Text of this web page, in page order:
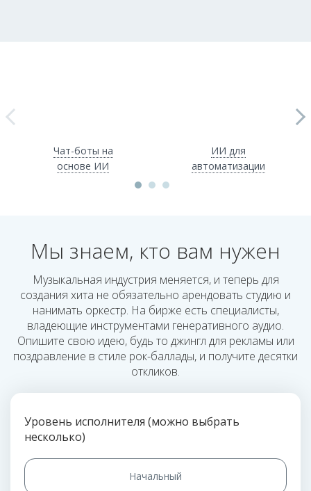
Чат-боты на
основе ИИ
ИИ для
автоматизации
Мы знаем, кто вам нужен
Музыкальная индустрия меняется, и теперь для
создания хита не обязательно арендовать студию и
нанимать оркестр. На бирже есть специалисты,
владеющие инструментами генеративного аудио.
Опишите свою идею, будь то джингл для рекламы или
поздравление в стиле рок-баллады, и получите десятки
откликов.
Уровень исполнителя (можно выбрать
несколько)
Начальный